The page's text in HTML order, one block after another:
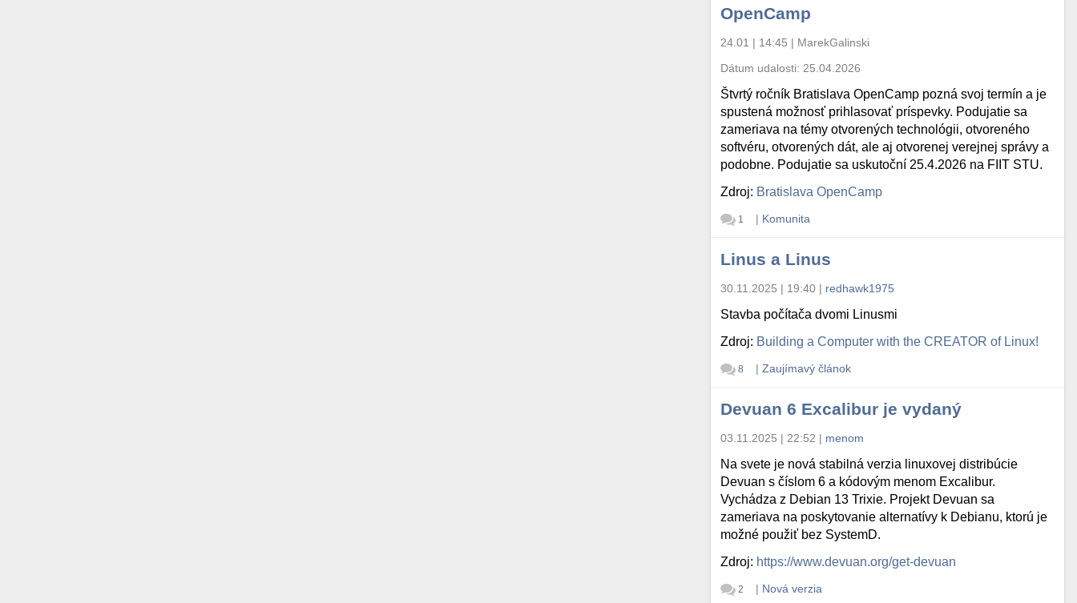
OpenCamp
24.01 | 14:45 | MarekGalinski
Dátum udalosti: 25.04.2026
Štvrtý ročník Bratislava OpenCamp pozná svoj termín a je
spustená možnosť prihlasovať príspevky. Podujatie sa
zameriava na témy otvorených technológii, otvoreného
softvéru, otvorených dát, ale aj otvorenej verejnej správy a
podobne. Podujatie sa uskutoční 25.4.2026 na FIIT STU.
Zdroj: Bratislava OpenCamp
1 | Komunita
Linus a Linus
30.11.2025 | 19:40 | redhawk1975
Stavba počítača dvomi Linusmi
Zdroj: Building a Computer with the CREATOR of Linux!
8 | Zaujímavý článok
Devuan 6 Excalibur je vydaný
03.11.2025 | 22:52 | menom
Na svete je nová stabilná verzia linuxovej distribúcie
Devuan s číslom 6 a kódovým menom Excalibur.
Vychádza z Debian 13 Trixie. Projekt Devuan sa
zameriava na poskytovanie alternatívy k Debianu, ktorú je
možné použiť bez SystemD.
Zdroj: https://www.devuan.org/get-devuan
2 | Nová verzia